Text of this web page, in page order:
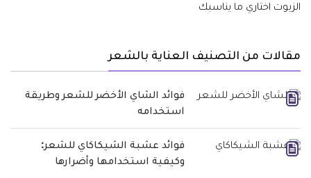
مقالات من التصنيف العناية بالشعر
فوائد الشاي الأخضر للشعر وطريقة
استخدامه
فوائد عشبة الشيكاكاي للشعر:
وكيفية استخدامها وأضرارها